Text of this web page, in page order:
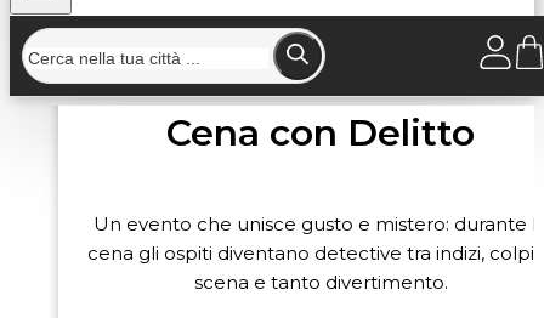
Cena con Delitto
Un evento che unisce gusto e mistero: durante
cena gli ospiti diventano detective tra indizi, colpi
scena e tanto divertimento.